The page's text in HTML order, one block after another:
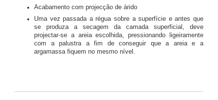
Acabamento com projecção de árido
Uma vez passada a régua sobre a superfície e antes que
se produza a secagem da camada superficial, deve
projectar-se a areia escolhida, pressionando ligeiramente
com a palustra a fim de conseguir que a areia e a
argamassa fiquem no mesmo nível.